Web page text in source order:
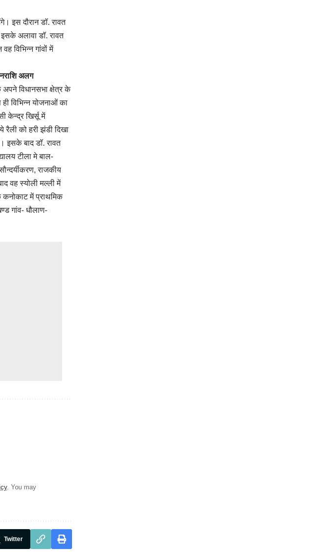
इस दौरान डॉ. रावत
इसके अलावा डॉ. रावत
विभिन्न गांवों में
अलग
अपने विधानसभा क्षेत्र के
विभिन्न योजनाओं का
केन्द्र खिर्सू में
को हरी झंडी दिखा
इसके बाद डॉ. रावत
टीला मे बाल-
राजकीय
वह स्योली मल्ली में
कनोकाट में प्राथमिक
गांव- धौलाण-
. You may
Twitter